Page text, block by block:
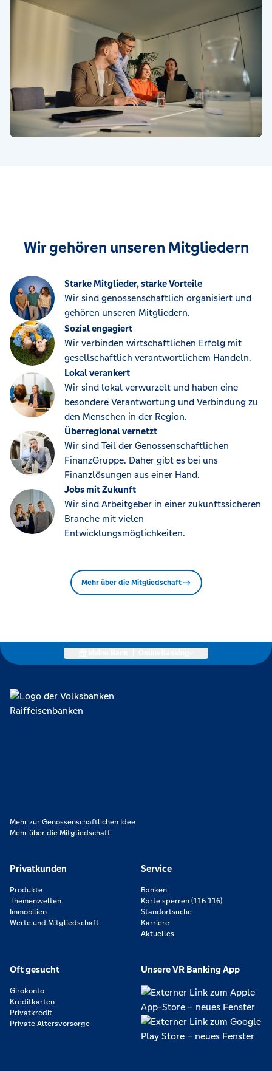
Wir gehören unseren Mitgliedern
Starke Mitglieder, starke Vorteile
Wir sind genossenschaftlich organisiert und
gehören unseren Mitgliedern.
Sozial engagiert
Wir verbinden wirtschaftlichen Erfolg mit
gesellschaftlich verantwortlichem Handeln.
Lokal verankert
Wir sind lokal verwurzelt und haben eine
besondere Verantwortung und Verbindung zu
den Menschen in der Region.
Überregional vernetzt
Wir sind Teil der Genossenschaftlichen
FinanzGruppe. Daher gibt es bei uns
Finanzlösungen aus einer Hand.
Jobs mit Zukunft
Wir sind Arbeitgeber in einer zukunftssicheren
Branche mit vielen
Entwicklungsmöglichkeiten.
Mehr über die Mitgliedschaft
Mehr zur Genossenschaftlichen Idee
Mehr über die Mitgliedschaft
Privatkunden
Produkte
Themenwelten
Immobilien
Werte und Mitgliedschaft
Service
Banken
Karte sperren (116 116)
Standortsuche
Karriere
Aktuelles
Oft gesucht
Girokonto
Kreditkarten
Privatkredit
Private Altersvorsorge
Unsere VR Banking App